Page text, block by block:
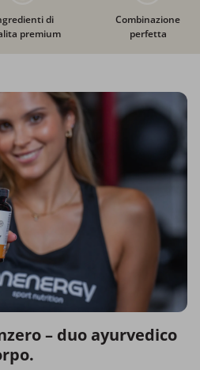
di
premium
Combinazione
perfetta
– duo ayurvedico